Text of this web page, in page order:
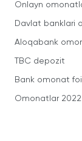
Onlayn
Davlat banklari
Aloqabank
TBC depozit
Bank omonat
Omonatlar 2022